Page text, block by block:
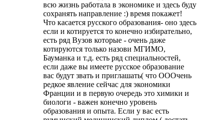
всю жизнь работала в экономике и здесь буду
сохранять направление :) время покажет!
Что касается русского образования- оно здесь
если и котируется то конечно избирательно,
есть ряд Вузов которые - очень даже
котируются только назови МГИМО,
Бауманка и т.д. есть ряд специальностей,
если даже вы имеете русское образование
вас будут звать и приглашать( что ОООчень
редкое явление сейчас для экономики
Франции и в первую очередь это химики и
биологи - важен конечно уровень
образования и опыта. Если у вас есть